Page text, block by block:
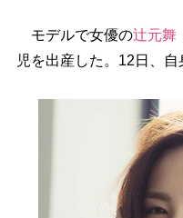
モデルで女優の辻元舞
児を出産した。12日、自